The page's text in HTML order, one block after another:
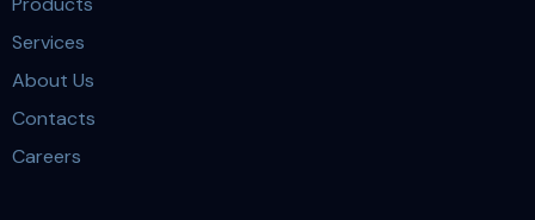
Services
About Us
Contacts
Careers